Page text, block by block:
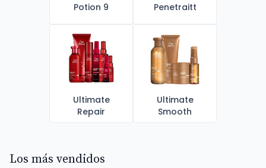
Potion 9 Penetraitt
Ultimate
Repair
Ultimate
Smooth
Los más vendidos